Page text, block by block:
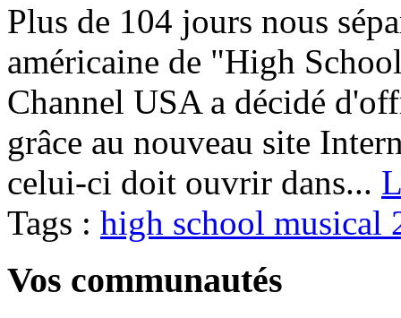
Plus de 104 jours nous
américaine de "High
Channel USA a décidé
grâce au nouveau site
celui-ci doit ouvrir dans...
Tags : high school musical
Vos communautés